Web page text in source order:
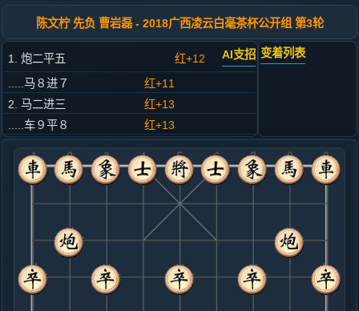
陈文柠 先负 曹岩磊 - 2018广西凌云白毫茶杯公开组 第3轮
1. 炮二平五 红+12 AI支招
.....马８进７
红+11
2. 马二进三
红+13
.....车９平８
红+13
3. 车一平二
红+12
.....马２进３
红+18
4. 兵七进一
红+7
.....卒７进１
红+11
5. 车二进六
红+4
.....士４进５
6. 马八进七
红+4
炮八平七
.....象３进５
红+18
砲８平９
变着列表